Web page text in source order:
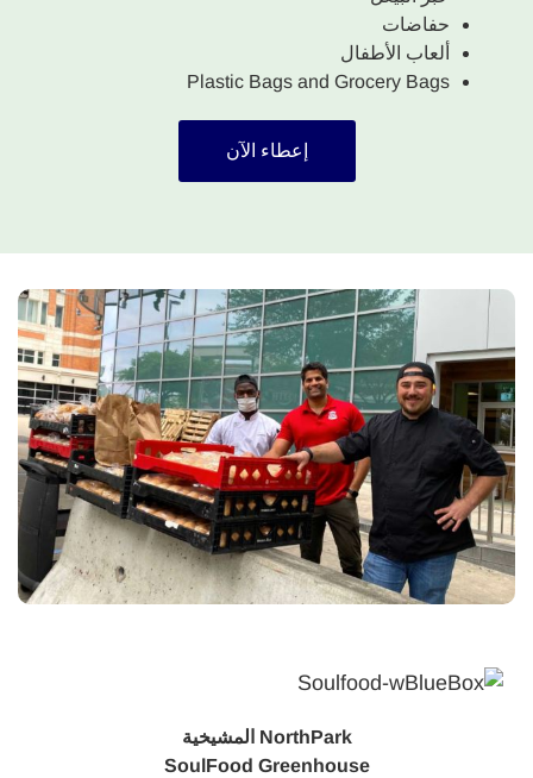
حفاضات
ألعاب الأطفال
Plastic Bags and Grocery Bags
إعطاء الآن
NorthPark المشيخية
SoulFood Greenhouse